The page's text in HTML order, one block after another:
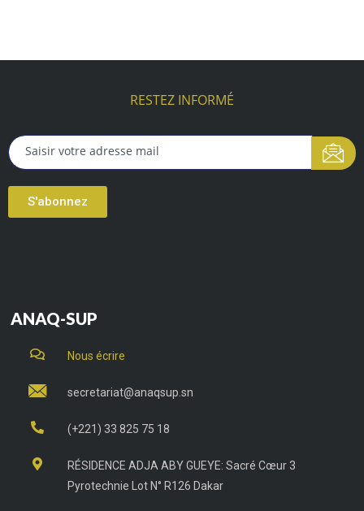
RESTEZ INFORMÉ
S'abonnez
ANAQ-SUP
Nous écrire
secretariat@anaqsup.sn
(+221) 33 825 75 18
RÉSIDENCE ADJA ABY GUEYE: Sacré Cœur 3
Pyrotechnie Lot N° R126 Dakar